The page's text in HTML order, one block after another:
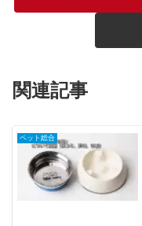
関連記事
ペット総合